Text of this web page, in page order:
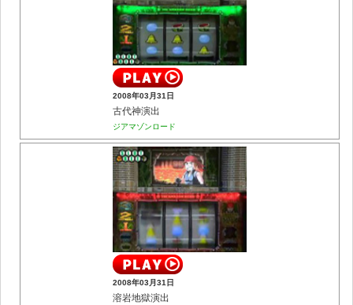
2008年03月31日
古代神演出
ジアマゾンロード
2008年03月31日
溶岩地獄演出